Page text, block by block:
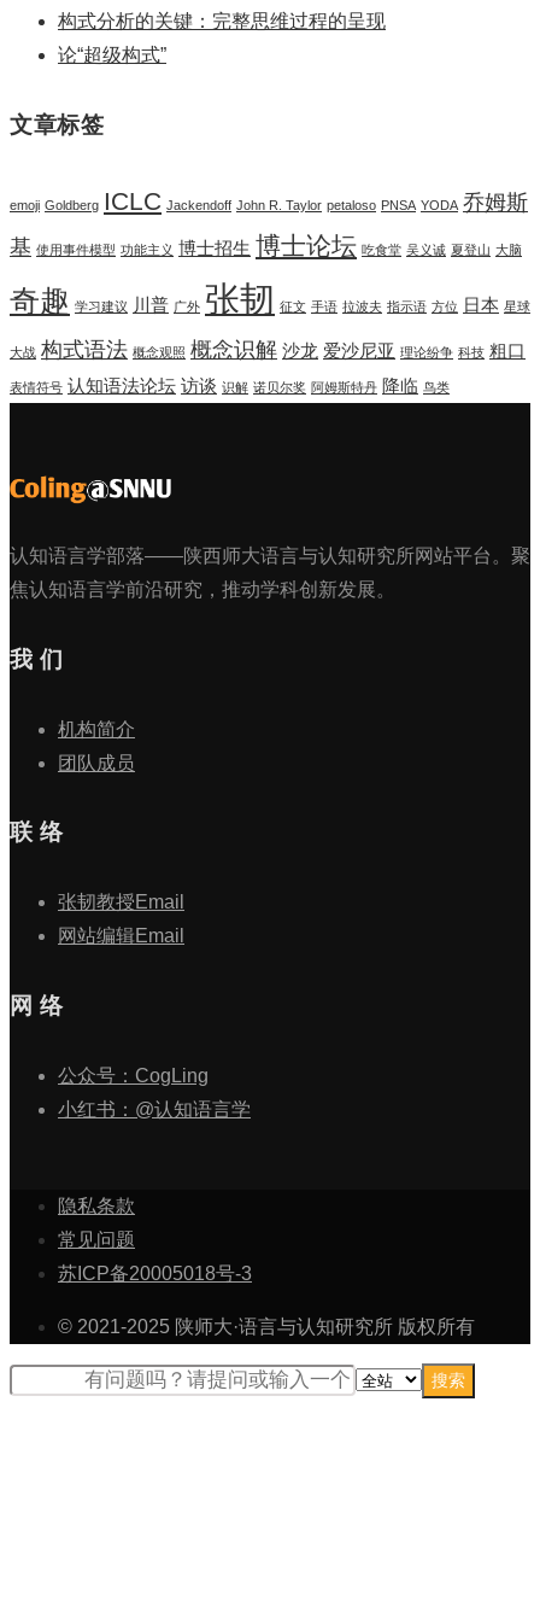
构式分析的关键：完整思维过程的呈现
论“超级构式”
文章标签
emoji Goldberg ICLC Jackendoff John R. Taylor petaloso PNSA YODA 乔姆斯
基 使用事件模型 功能主义 博士招生 博士论坛 吃食堂 吴义诚 夏登山 大脑
奇趣 学习建议 川普 广外 张韧 征文 手语 拉波夫 指示语 方位 日本 星球
大战 构式语法 概念观照 概念识解 沙龙 爱沙尼亚 理论纷争 科技 粗口
表情符号 认知语法论坛 访谈 识解 诺贝尔奖 阿姆斯特丹 降临 鸟类
认知语言学部落——陕西师大语言与认知研究所网站平台。聚
焦认知语言学前沿研究，推动学科创新发展。
我 们
机构简介
团队成员
联 络
张韧教授Email
网站编辑Email
网 络
公众号：CogLing
小红书：@认知语言学
隐私条款
常见问题
苏ICP备20005018号-3
© 2021-2025 陕师大·语言与认知研究所 版权所有